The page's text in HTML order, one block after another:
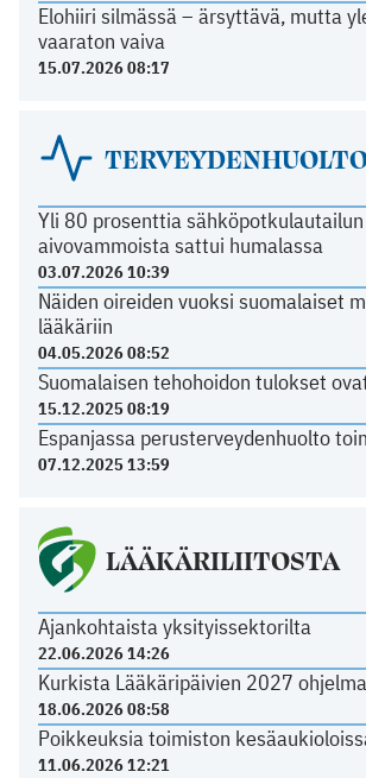
Elohiiri silmässä – ärsyttävä, mutta
vaaraton vaiva
15.07.2026 08:17
Yli 80 prosenttia
aivovammoista sattui humalassa
03.07.2026 10:39
Näiden oireiden vuoksi suomalaiset
lääkäriin
04.05.2026 08:52
Suomalaisen tehohoidon tulokset
15.12.2025 08:19
Espanjassa perusterveydenhuolto
07.12.2025 13:59
LÄÄKÄRILIITOSTA
Ajankohtaista yksityissektorilta
22.06.2026 14:26
Kurkista Lääkäripäivien 2027
18.06.2026 08:58
Poikkeuksia toimiston
11.06.2026 12:21